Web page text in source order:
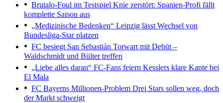
Brutalo-Foul im Testspiel Knie zerstört: Spanien-Profi fällt
komplette Saison aus
„Medizinische Bedenken“ Leipzig lässt Wechsel von
Bundesliga-Star platzen
FC besiegt San Sebastián Torwart mit Debüt –
Waldschmidt und Bülter treffen
„Liebe alles daran“ FC-Fans feiern Kesslers klare Kante bei
El Mala
FC Bayerns Millionen-Problem Drei Stars sollen weg, doch
der Markt schweigt